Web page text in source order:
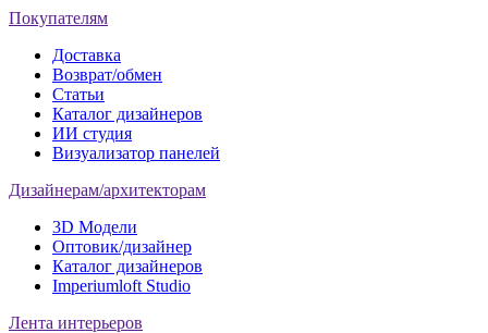
Покупателям
Доставка
Возврат/обмен
Статьи
Каталог дизайнеров
ИИ студия
Визуализатор панелей
Дизайнерам/архитекторам
3D Модели
Оптовик/дизайнер
Каталог дизайнеров
Imperiumloft Studio
Лента интерьеров